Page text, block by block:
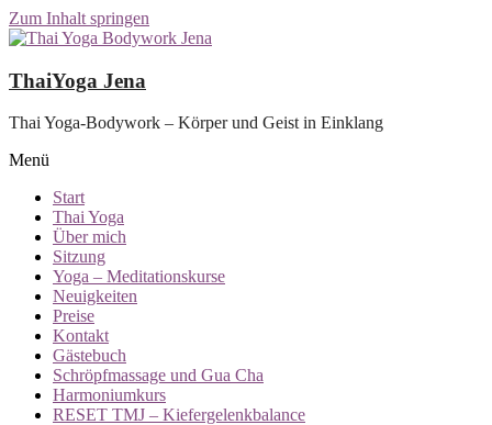
Zum Inhalt springen
ThaiYoga Jena
Thai Yoga-Bodywork – Körper und Geist in Einklang
Menü
Start
Thai Yoga
Über mich
Sitzung
Yoga – Meditationskurse
Neuigkeiten
Preise
Kontakt
Gästebuch
Schröpfmassage und Gua Cha
Harmoniumkurs
RESET TMJ – Kiefergelenkbalance